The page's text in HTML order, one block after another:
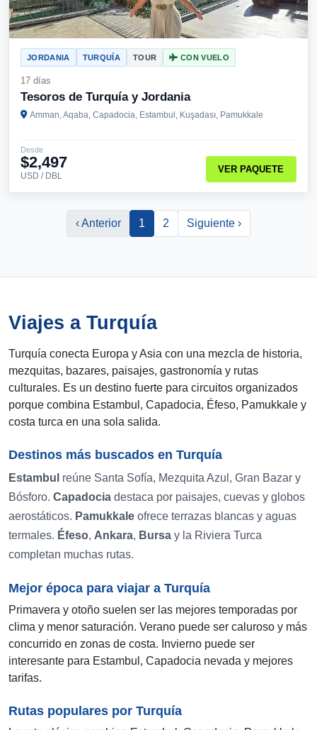
JORDANIA TURQUÍA TOUR CON VUELO
17 días
Tesoros de Turquía y Jordania
Amman, Aqaba, Capadocia, Estambul, Kuşadası, Pamukkale
Desde
$2,497
USD / DBL
VER PAQUETE
‹ Anterior 1 2 Siguiente ›
Viajes a Turquía
Turquía conecta Europa y Asia con una mezcla de historia,
mezquitas, bazares, paisajes, gastronomía y rutas
culturales. Es un destino fuerte para circuitos organizados
porque combina Estambul, Capadocia, Éfeso, Pamukkale y
costa turca en una sola salida.
Destinos más buscados en Turquía
Estambul reúne Santa Sofía, Mezquita Azul, Gran Bazar y
Bósforo. Capadocia destaca por paisajes, cuevas y globos
aerostáticos. Pamukkale ofrece terrazas blancas y aguas
termales. Éfeso, Ankara, Bursa y la Riviera Turca
completan muchas rutas.
Mejor época para viajar a Turquía
Primavera y otoño suelen ser las mejores temporadas por
clima y menor saturación. Verano puede ser caluroso y más
concurrido en zonas de costa. Invierno puede ser
interesante para Estambul, Capadocia nevada y mejores
tarifas.
Rutas populares por Turquía